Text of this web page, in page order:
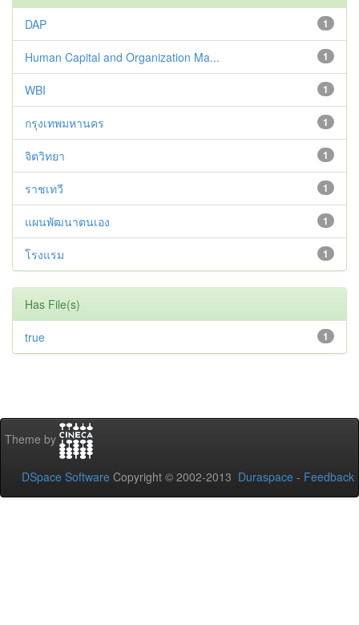
1
DAP
1
Human Capital and Organization Ma...
1
WBI
1
กรุงเทพมหานคร
1
จิตวิทยา
1
ราชเทวี
1
แผนพัฒนาตนเอง
1
โรงแรม
Has File(s)
1
true
Theme by
DSpace Software Copyright © 2002-2013 Duraspace - Feedback